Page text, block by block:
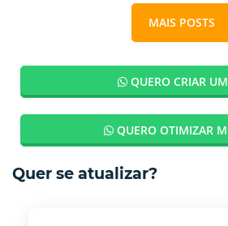
MAIS POSTS
QUERO CRIAR
QUERO OTIMIZAR
Quer se atualizar?